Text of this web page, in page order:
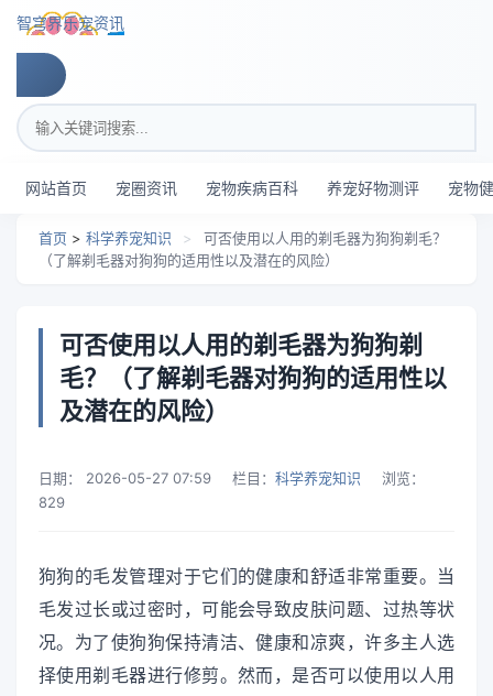
跳转到主要内容
智穹界乐宠资讯
搜索关键词
网站首页 宠圈资讯 宠物疾病百科 养宠好物测评 宠物
首页 > 科学养宠知识 >
可否使用以人用的剃毛器为狗狗剃毛？
（了解剃毛器对狗狗的适用性以及潜在的风险）
可否使用以人用的剃毛器为狗狗剃
毛？（了解剃毛器对狗狗的适用性以
及潜在的风险）
日期： 2026-05-27 07:59 栏目： 科学养宠知识
浏览：
829
狗狗的毛发管理对于它们的健康和舒适非常重要。当
毛发过长或过密时，可能会导致皮肤问题、过热等状
况。为了使狗狗保持清洁、健康和凉爽，许多主人选
择使用剃毛器进行修剪。然而，是否可以使用以人用